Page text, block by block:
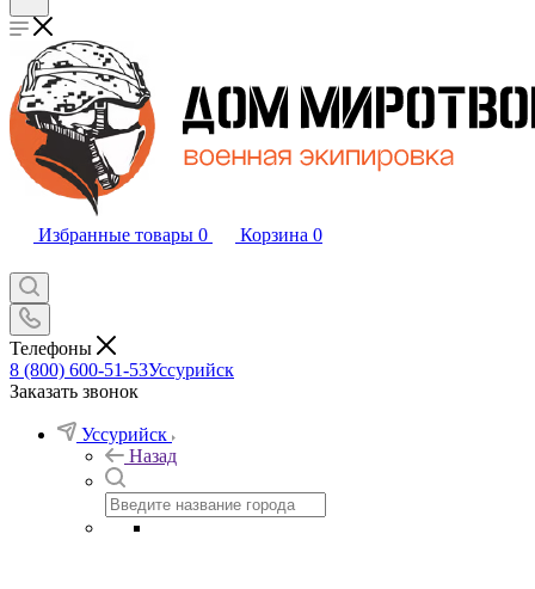
Избранные товары 0 Корзина 0
Телефоны
8 (800) 600-51-53Уссурийск
Заказать звонок
Уссурийск
Назад